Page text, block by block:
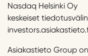
Nasdaq Helsinki Oy
keskeiset
Asiakastieto Group